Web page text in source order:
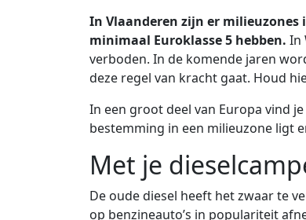
In Vlaanderen zijn er milieuzones
minimaal Euroklasse 5 hebben. In
verboden. In de komende jaren
deze regel van kracht gaat. Houd
In een groot deel van Europa vind
bestemming in een milieuzone ligt
Met je
De oude diesel heeft het zwaar te
op benzineauto’s in populariteit